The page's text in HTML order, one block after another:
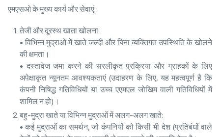
एमएसओ के मुख्य कार्य और सेवाएं:
तेजी और दूरस्थ खाता खोलना:
• विभिन्न मुद्राओं में खाते जल्दी और बिना व्यक्तिगत उपस्थिति के खोलने
की क्षमता।
• दस्तावेज जमा करने की सरलीकृत प्रक्रिया और ग्राहकों के लिए
अपेक्षाकृत न्यूनतम आवश्यकताएं (उदाहरण के लिए, यह महत्वपूर्ण है कि
कंपनी निषिद्ध गतिविधियों या उच्च एएमएल जोखिम वाली गतिविधियों में
शामिल न हो)।
बहु-मुद्रा खाते या विभिन्न मुद्राओं में अलग-अलग खाते:
• कई मुद्राओं का समर्थन, जो कंपनियों को किसी भी देश (प्रतिबंधों वाले